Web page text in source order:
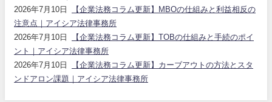
2026年7月10日
【企業法務コラム更新】MBOの仕組みと利益相反の
注意点｜アイシア法律事務所
2026年7月10日
【企業法務コラム更新】TOBの仕組みと手続のポイ
ント｜アイシア法律事務所
2026年7月10日
【企業法務コラム更新】カーブアウトの方法とスタ
ンドアロン課題｜アイシア法律事務所